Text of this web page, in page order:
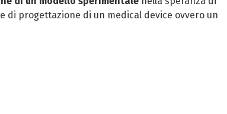
di progettazione di un medical device ovvero un